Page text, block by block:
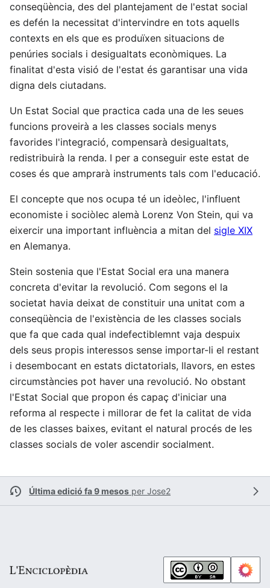
conseqüència, des del plantejament de l'estat social
es defén la necessitat d'intervindre en tots aquells
contexts en els que es produïxen situacions de
penúries socials i desigualtats econòmiques. La
finalitat d'esta visió de l'estat és garantisar una vida
digna dels ciutadans.
Un Estat Social que practica cada una de les seues
funcions proveirà a les classes socials menys
favorides l'integració, compensarà desigualtats,
redistribuirà la renda. I per a conseguir este estat de
coses és que amprarà instruments tals com l'educació.
El concepte que nos ocupa té un ideòlec, l'influent
economiste i sociòlec alemà Lorenz Von Stein, qui va
eixercir una important influència a mitan del sigle XIX
en Alemanya.
Stein sostenia que l'Estat Social era una manera
concreta d'evitar la revolució. Com segons el la
societat havia deixat de constituir una unitat com a
conseqüència de l'existència de les classes socials
que fa que cada qual indefectiblemnt vaja despuix
dels seus propis interessos sense importar-li el restant
i desembocant en estats dictatorials, llavors, en estes
circumstàncies pot haver una revolució. No obstant
l'Estat Social que propon és capaç d'iniciar una
reforma al respecte i millorar de fet la calitat de vida
de les classes baixes, evitant el natural procés de les
classes socials de voler ascendir socialment.
Última edició fa 9 mesos per Jose2